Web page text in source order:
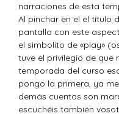
narraciones de esta
Al pinchar en el el título
pantalla con este
el simbolito de «play»
tuve el privilegio de que
temporada del curso
pongo la primera, ya
demás cuentos son
escuchéis también